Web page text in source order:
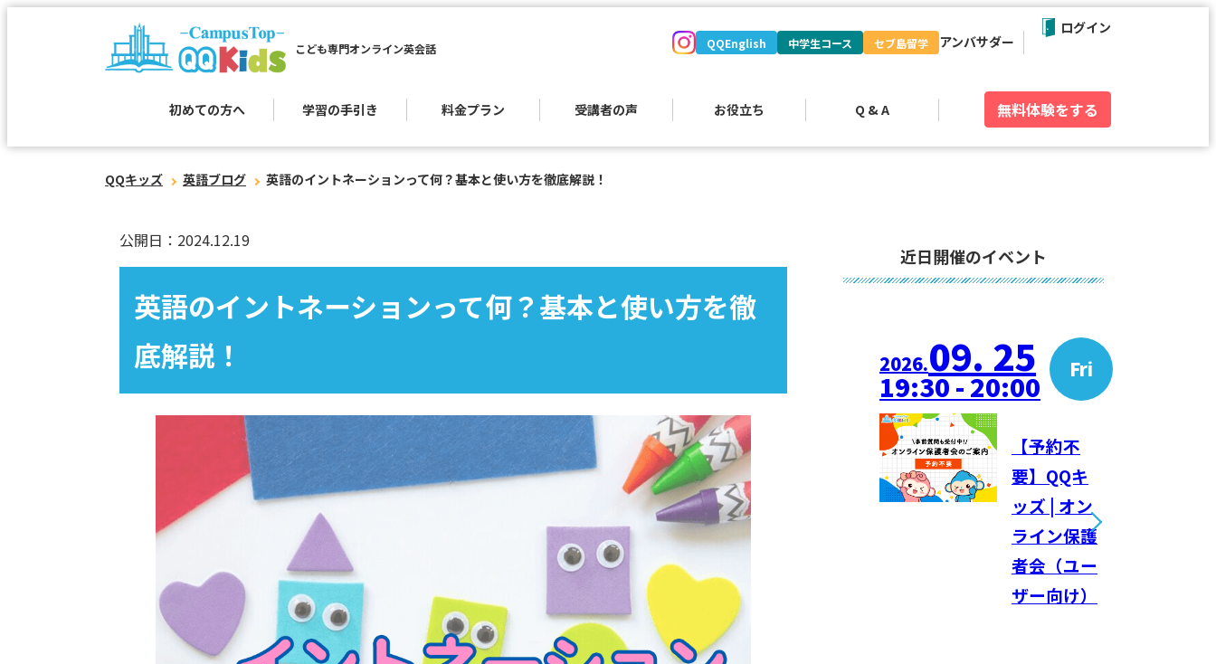
こども専門オンライン英会話
初めての方へ 学習の手引き 料金プラン 受講者の声 お役立ち Q & A
QQEnglish 中学生コース セブ島留学 アンバサダー
無料体験をする
ログイン
QQキッズ 英語ブログ 英語のイントネーションって何？基本と使い方を徹底解説！
公開日：2024.12.19
英語のイントネーションって何？基本と使い方を徹
底解説！
近日開催のイベント
2026.09. 25 Fri
19:30 - 20:00
【予約不
要】QQキ
ッズ | オン
ライン保護
者会（ユー
ザー向け）